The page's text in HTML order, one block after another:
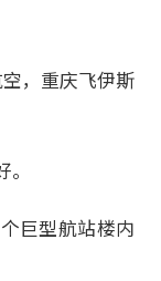
，重庆飞伊斯
巨型航站楼内